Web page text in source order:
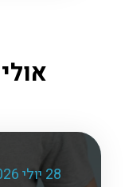
28 יולי 2026